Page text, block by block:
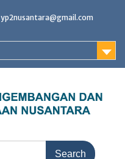
yp2nusantara@gmail.com